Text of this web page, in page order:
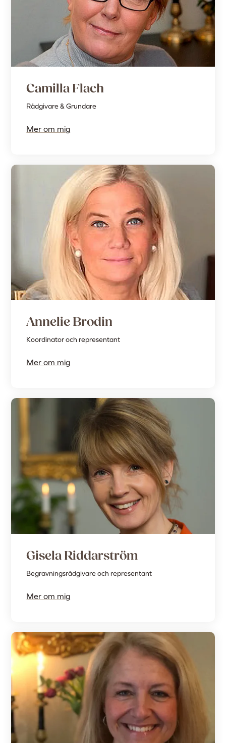
Camilla Flach
Rådgivare & Grundare
Mer om mig
Annelie Brodin
Koordinator och representant
Mer om mig
Gisela Riddarström
Begravningsrådgivare och representant
Mer om mig